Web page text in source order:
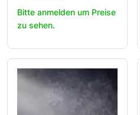
Bitte anmelden um Preise
zu sehen.